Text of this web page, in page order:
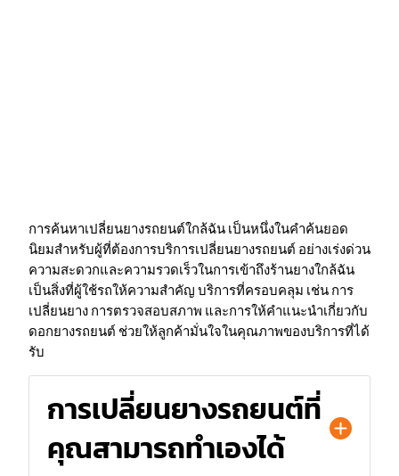
การค้นหาเปลี่ยนยางรถยนต์ใกล้ฉัน เป็นหนึ่งในคำค้นยอด
นิยมสำหรับผู้ที่ต้องการบริการเปลี่ยนยางรถยนต์ อย่างเร่งด่วน
ความสะดวกและความรวดเร็วในการเข้าถึงร้านยางใกล้ฉัน
เป็นสิ่งที่ผู้ใช้รถให้ความสำคัญ บริการที่ครอบคลุม เช่น การ
เปลี่ยนยาง การตรวจสอบสภาพ และการให้คำแนะนำเกี่ยวกับ
ดอกยางรถยนต์ ช่วยให้ลูกค้ามั่นใจในคุณภาพของบริการที่ได้
รับ
การเปลี่ยนยางรถยนต์ที่
คุณสามารถทำเองได้